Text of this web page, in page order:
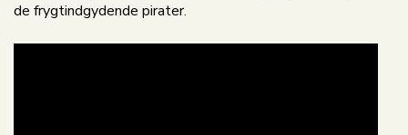
de frygtindgydende pirater.